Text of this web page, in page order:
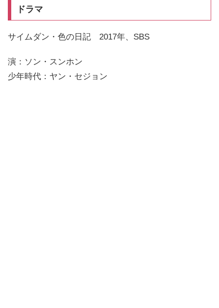
ドラマ
サイムダン・色の日記 2017年、SBS
演：ソン・スンホン
少年時代：ヤン・セジョン